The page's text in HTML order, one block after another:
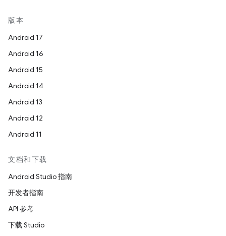
版本
Android 17
Android 16
Android 15
Android 14
Android 13
Android 12
Android 11
文档和下载
Android Studio 指南
开发者指南
API 参考
下载 Studio